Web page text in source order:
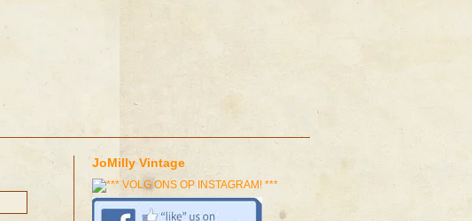
JoMilly Vintage